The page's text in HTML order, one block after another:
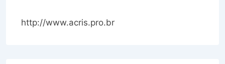
http://www.acris.pro.br